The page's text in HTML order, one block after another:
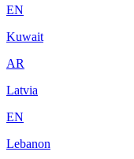
EN
Kuwait
AR
Latvia
EN
Lebanon